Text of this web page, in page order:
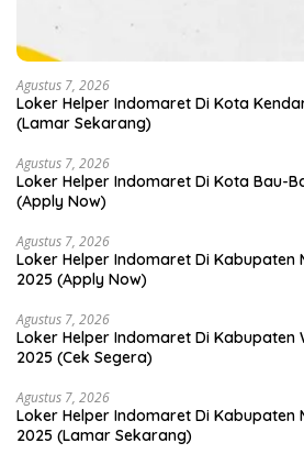
Agustus 7, 2026
Loker Helper Indomaret Di Kota
(Lamar Sekarang)
Agustus 7, 2026
Loker Helper Indomaret Di Kota Bau-
(Apply Now)
Agustus 7, 2026
Loker Helper Indomaret Di Kabupaten
2025 (Apply Now)
Agustus 7, 2026
Loker Helper Indomaret Di Kabupaten
2025 (Cek Segera)
Agustus 7, 2026
Loker Helper Indomaret Di Kabupaten
2025 (Lamar Sekarang)